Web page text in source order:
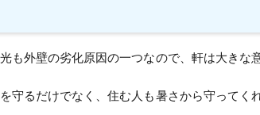
も外壁の劣化原因の一つなので、軒は大きな
守るだけでなく、住む人も暑さから守ってく